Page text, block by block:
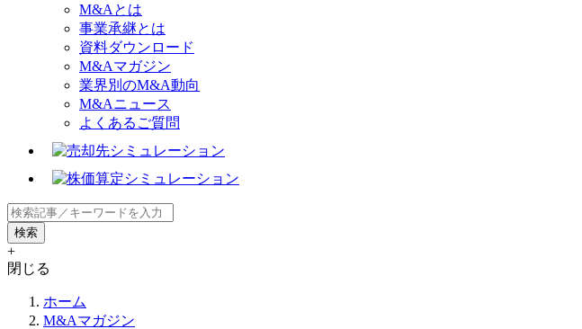
M&Aとは
事業承継とは
資料ダウンロード
M&Aマガジン
業界別のM&A動向
M&Aニュース
よくあるご質問
+
閉じる
ホーム
M&Aマガジン